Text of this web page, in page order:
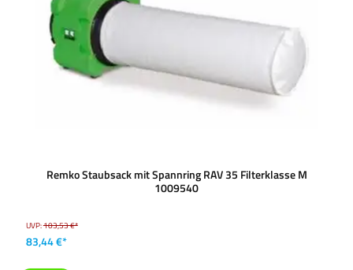
Remko Staubsack mit Spannring RAV 35 Filterklasse M
1009540
UVP:103,53 €*
83,44 €*